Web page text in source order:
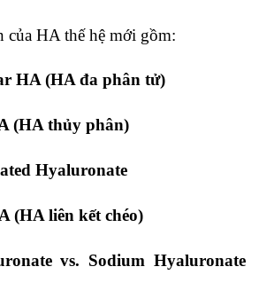
của HA thế hệ mới gồm:
HA (HA đa phân tử)
(HA thủy phân)
Hyaluronate
(HA liên kết chéo)
vs. Sodium Hyaluronate